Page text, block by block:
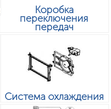
Коробка
переключения
передач
Система охлаждения